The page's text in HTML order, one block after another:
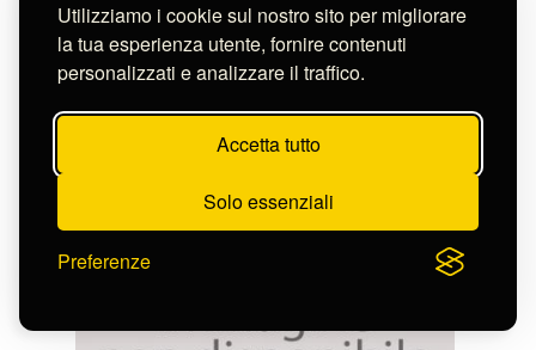
Utilizziamo i cookie sul nostro sito per migliorare
la tua esperienza utente, fornire contenuti
personalizzati e analizzare il traffico.
Accetta tutto
Solo essenziali
Preferenze